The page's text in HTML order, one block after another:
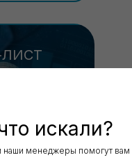
ЛИСТ
искали?
наши менеджеры помогут вам